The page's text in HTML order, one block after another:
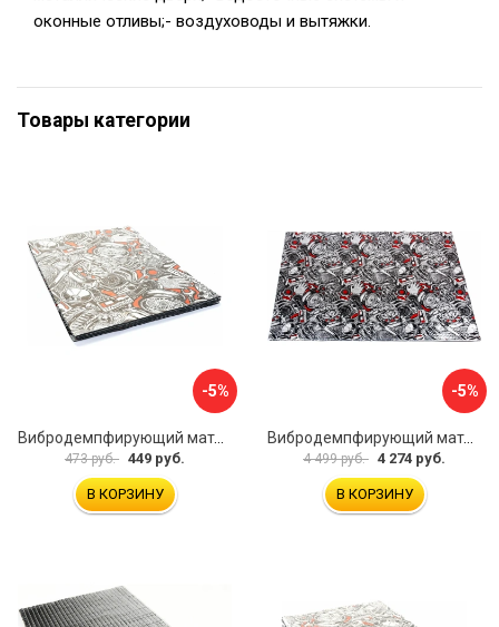
оконные отливы;- воздуховоды и вытяжки.
Товары категории
-5%
Вибродемпфирующий материал Dreamcar Base 2 33x25 см DC-000-0926988P1393
473 руб. 449 руб.
В КОРЗИНУ
-5%
Вибродемпфирующий материал Dreamcar DC-2M0-S070050P7
4 499 руб. 4 274 руб.
В КОРЗИНУ